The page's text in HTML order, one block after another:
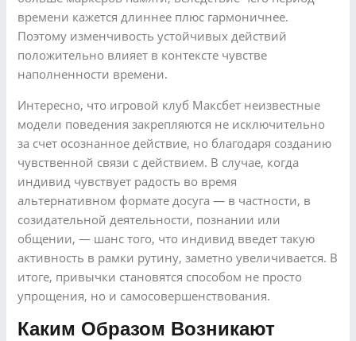
времени кажется длиннее плюс гармоничнее.
Поэтому изменчивость устойчивых действий
положительно влияет в контексте чувстве
наполненности времени.
Интересно, что игровой клуб Максбет неизвестные
модели поведения закрепляются не исключительно
за счет осознанное действие, но благодаря созданию
чувственной связи с действием. В случае, когда
индивид чувствует радость во время
альтернативном формате досуга — в частности, в
созидательной деятельности, познании или
общении, — шанс того, что индивид введет такую
активность в рамки рутину, заметно увеличивается. В
итоге, привычки становятся способом не просто
упрощения, но и самосовершенствования.
Каким Образом Возникают